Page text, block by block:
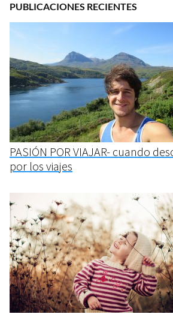
PUBLICACIONES RECIENTES
PASIÓN POR VIAJAR- cuando
por los viajes